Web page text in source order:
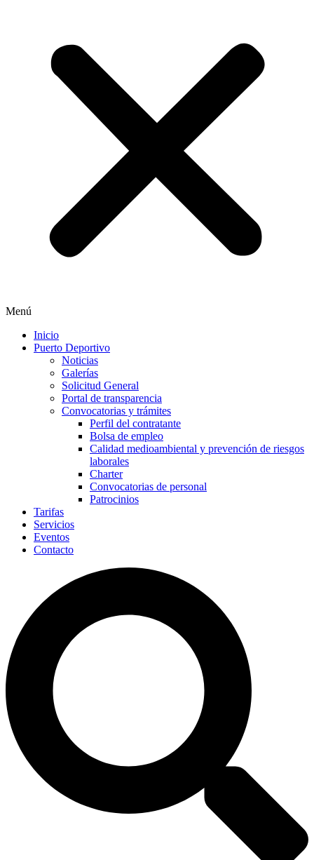
Menú
Inicio
Puerto Deportivo
Noticias
Galerías
Solicitud General
Portal de transparencia
Convocatorias y trámites
Perfil del contratante
Bolsa de empleo
Calidad medioambiental y prevención de riesgos
laborales
Charter
Convocatorias de personal
Patrocinios
Tarifas
Servicios
Eventos
Contacto